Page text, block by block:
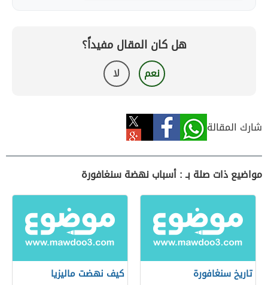
هل كان المقال مفيداً؟
نعم لا
شارك المقالة
مواضيع ذات صلة بـ : أسباب نهضة سنغافورة
تاريخ سنغافورة كيف نهضت ماليزيا